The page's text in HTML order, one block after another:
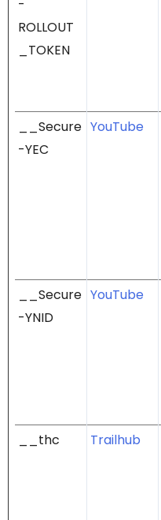
-
ROLLOUT
_TOKEN
__Secure
-YEC
YouTube
__Secure
-YNID
YouTube
__thc Trailhub